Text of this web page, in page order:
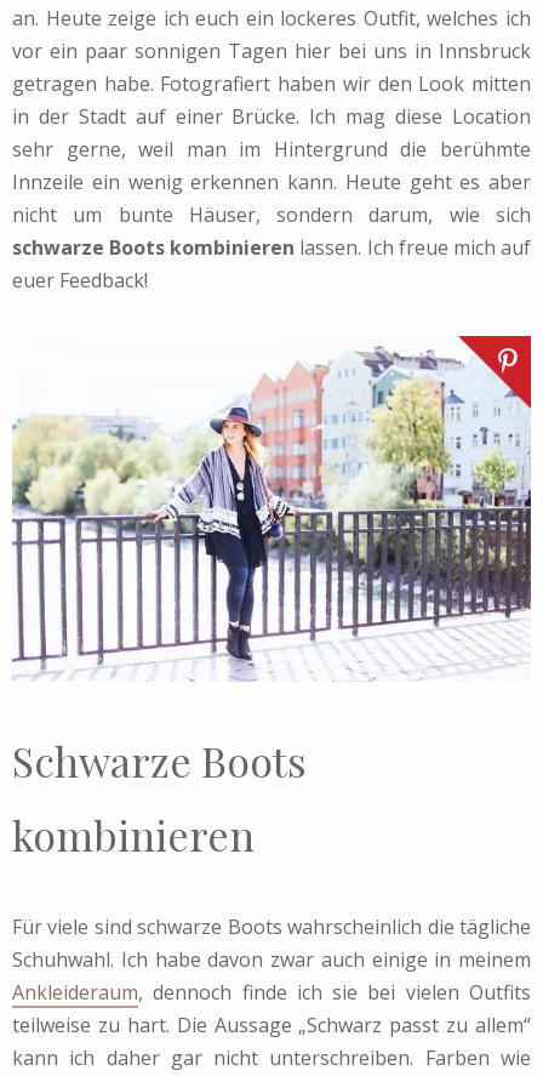
an. Heute zeige ich euch ein lockeres Outfit, welches ich
vor ein paar sonnigen Tagen hier bei uns in Innsbruck
getragen habe. Fotografiert haben wir den Look mitten
in der Stadt auf einer Brücke. Ich mag diese Location
sehr gerne, weil man im Hintergrund die berühmte
Innzeile ein wenig erkennen kann. Heute geht es aber
nicht um bunte Häuser, sondern darum, wie sich
schwarze Boots kombinieren lassen. Ich freue mich auf
euer Feedback!
Schwarze Boots
kombinieren
Für viele sind schwarze Boots wahrscheinlich die tägliche
Schuhwahl. Ich habe davon zwar auch einige in meinem
Ankleideraum, dennoch finde ich sie bei vielen Outfits
teilweise zu hart. Die Aussage „Schwarz passt zu allem“
kann ich daher gar nicht unterschreiben. Farben wie